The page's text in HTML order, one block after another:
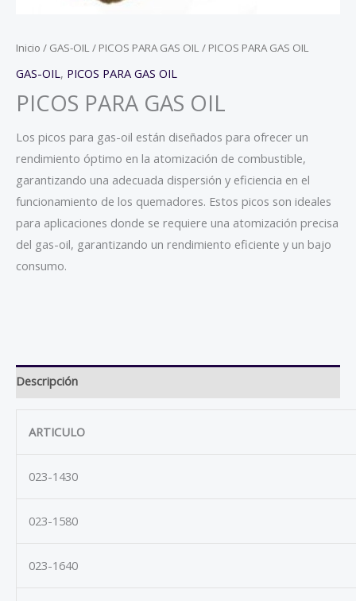
Inicio / GAS-OIL / PICOS PARA GAS OIL / PICOS PARA GAS OIL
GAS-OIL, PICOS PARA GAS OIL
PICOS PARA GAS OIL
Los picos para gas-oil están diseñados para ofrecer un
rendimiento óptimo en la atomización de combustible,
garantizando una adecuada dispersión y eficiencia en el
funcionamiento de los quemadores. Estos picos son ideales
para aplicaciones donde se requiere una atomización precisa
del gas-oil, garantizando un rendimiento eficiente y un bajo
consumo.
Descripción
ARTICULO
023-1430
023-1580
023-1640